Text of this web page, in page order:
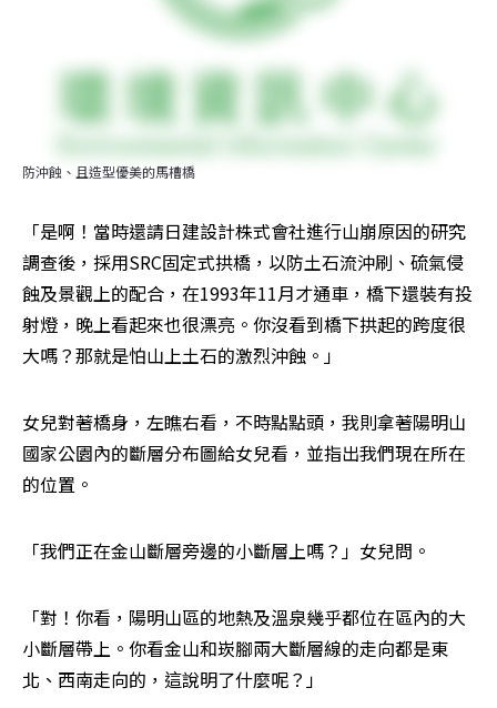
防沖蝕、且造型優美的馬槽橋
「是啊！當時還請日建設計株式會社進行山崩原因的研究
調查後，採用SRC固定式拱橋，以防土石流沖刷、硫氣侵
蝕及景觀上的配合，在1993年11月才通車，橋下還裝有投
射燈，晚上看起來也很漂亮。你沒看到橋下拱起的跨度很
大嗎？那就是怕山上土石的激烈沖蝕。」
女兒對著橋身，左瞧右看，不時點點頭，我則拿著陽明山
國家公園內的斷層分布圖給女兒看，並指出我們現在所在
的位置。
「我們正在金山斷層旁邊的小斷層上嗎？」女兒問。
「對！你看，陽明山區的地熱及溫泉幾乎都位在區內的大
小斷層帶上。你看金山和崁腳兩大斷層線的走向都是東
北、西南走向的，這說明了什麼呢？」